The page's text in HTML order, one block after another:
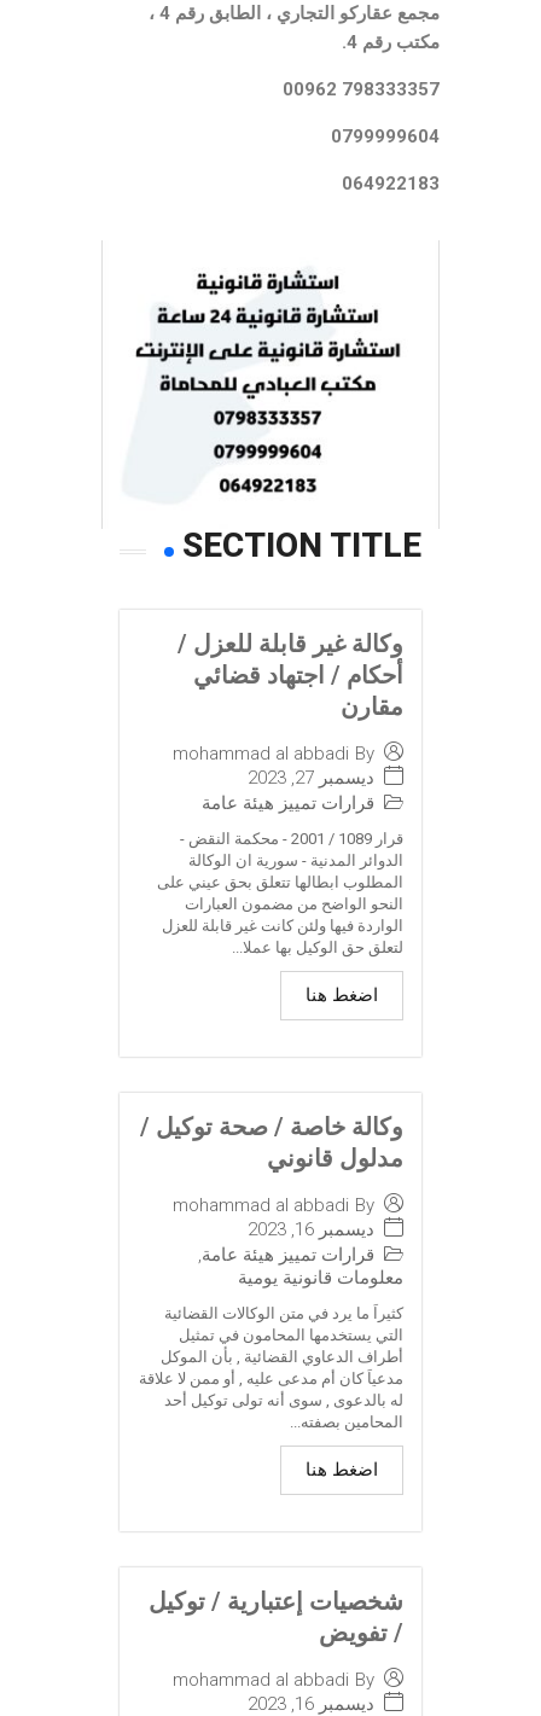
مجمع عقاركو التجاري ، الطابق رقم 4 ،
مكتب رقم 4.
798333357 00962
0799999604
064922183
SECTION TITLE
وكالة غير قابلة للعزل /
أحكام / اجتهاد قضائي
مقارن
By
mohammad al abbadi
ديسمبر 27, 2023
قرارات تمييز هيئة عامة
قرار 1089 / 2001 - محكمة النقض -
الدوائر المدنية - سورية ان الوكالة
المطلوب ابطالها تتعلق بحق عيني على
النحو الواضح من مضمون العبارات
الواردة فيها ولئن كانت غير قابلة للعزل
لتعلق حق الوكيل بها عملا...
اضغط هنا
وكالة خاصة / صحة توكيل /
مدلول قانوني
By
mohammad al abbadi
ديسمبر 16, 2023
قرارات تمييز هيئة عامة,
معلومات قانونية يومية
كثيراَ ما يرد في متن الوكالات القضائية
التي يستخدمها المحامون في تمثيل
أطراف الدعاوي القضائية , بأن الموكل
مدعياَ كان أم مدعى عليه , أو ممن لا علاقة
له بالدعوى , سوى أنه تولى توكيل أحد
المحامين بصفته...
اضغط هنا
شخصيات إعتبارية / توكيل
/ تفويض
By
mohammad al abbadi
ديسمبر 16, 2023